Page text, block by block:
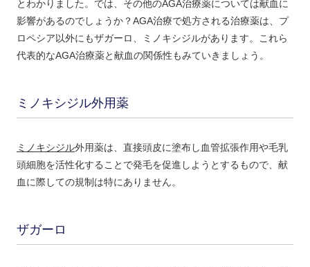
とわかりました。では、その他のAGA治療薬については献血に
影響があるのでしょうか？AGA治療で処方される治療薬は、プ
ロペシア以外にもザガーロ、ミノキシジルがあります。これら
代表的なAGA治療薬と献血の関係性もみていきましょう。
ミノキシジル外用薬
ミノキシジル外用薬は、直接頭皮に塗布し血管拡張作用や毛乳
頭細胞を活性化することで発毛を促進しようとするもので、献
血に際しての規制は特にありません。
ザガーロ